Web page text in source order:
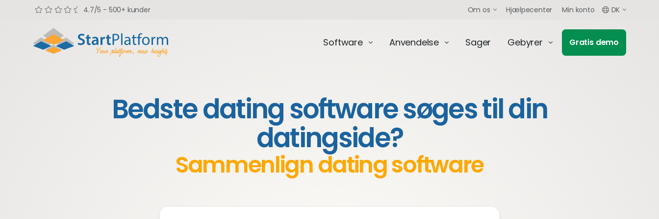
Bedste dating software søges til din
datingside?
Sammenlign dating software
4.7/5 - 500+ kunder Om os Hjælpecenter Min konto DK
Software Anvendelse Sager Gebyrer Gratis demo